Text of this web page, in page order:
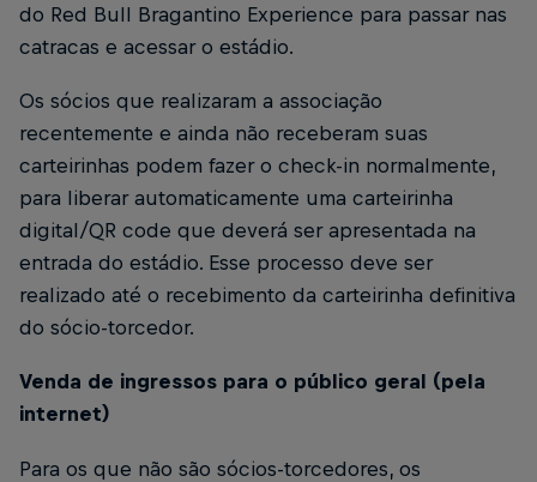
do Red Bull Bragantino Experience para passar nas
catracas e acessar o estádio.
Os sócios que realizaram a associação
recentemente e ainda não receberam suas
carteirinhas podem fazer o check-in normalmente,
para liberar automaticamente uma carteirinha
digital/QR code que deverá ser apresentada na
entrada do estádio. Esse processo deve ser
realizado até o recebimento da carteirinha definitiva
do sócio-torcedor.
Venda de ingressos para o público geral (pela
internet)
Para os que não são sócios-torcedores, os